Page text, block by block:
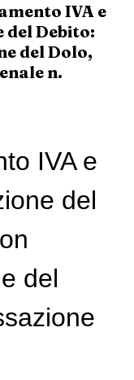
IVA e
del Debito:
del Dolo,
n.
IVA e
del
del